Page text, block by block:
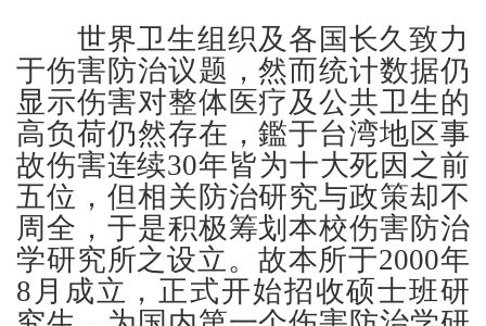
世界卫生组织及各国长久致力
于伤害防治议题，然而统计数据仍
显示伤害对整体医疗及公共卫生的
高负荷仍然存在，鑑于台湾地区事
故伤害连续30年皆为十大死因之前
五位，但相关防治研究与政策却不
周全，于是积极筹划本校伤害防治
学研究所之设立。故本所于2000年
8月成立，正式开始招收硕士班研